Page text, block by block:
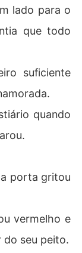
lado para o
que todo
suficiente
quando
porta gritou
vermelho e
do seu peito.